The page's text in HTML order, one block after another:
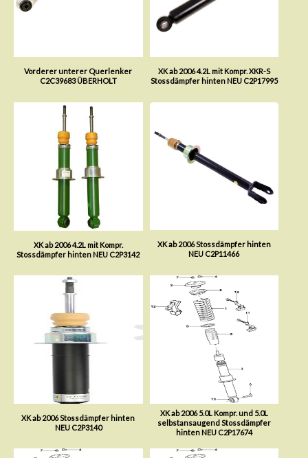
Vorderer unterer Querlenker
C2C39683 ÜBERHOLT
XK ab 2006 4.2L mit Kompr. XKR-S
Stossdämpfer hinten NEU C2P17995
XK ab 2006 4.2L mit Kompr.
Stossdämpfer hinten NEU C2P3142
XK ab 2006 Stossdämpfer hinten
NEU C2P11466
XK ab 2006 Stossdämpfer hinten
NEU C2P3140
XK ab 2006 5.0L Kompr. und 5.0L
selbstansaugend Stossdämpfer
hinten NEU C2P17674